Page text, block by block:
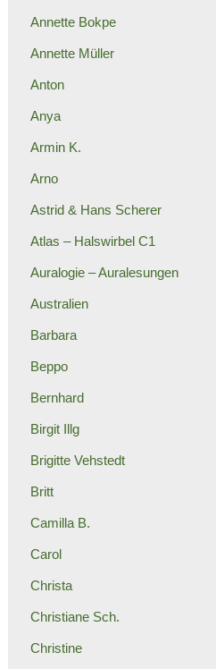
Annette Bokpe
Annette Müller
Anton
Anya
Armin K.
Arno
Astrid & Hans Scherer
Atlas – Halswirbel C1
Auralogie – Auralesungen
Australien
Barbara
Beppo
Bernhard
Birgit Illg
Brigitte Vehstedt
Britt
Camilla B.
Carol
Christa
Christiane Sch.
Christine